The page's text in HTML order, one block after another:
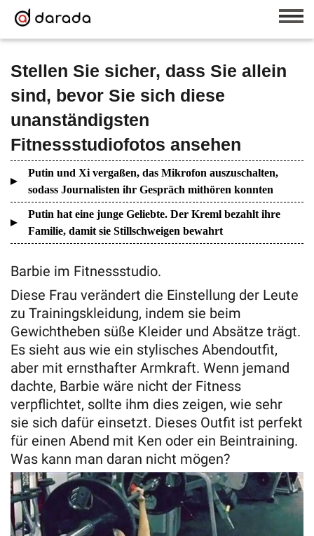
Stellen Sie sicher, dass Sie allein
sind, bevor Sie sich diese
unanständigsten
Fitnessstudiofotos ansehen
Putin und Xi vergaßen, das Mikrofon auszuschalten,
sodass Journalisten ihr Gespräch mithören konnten
Putin hat eine junge Geliebte. Der Kreml bezahlt ihre
Familie, damit sie Stillschweigen bewahrt
Barbie im Fitnessstudio.
Diese Frau verändert die Einstellung der Leute
zu Trainingskleidung, indem sie beim
Gewichtheben süße Kleider und Absätze trägt.
Es sieht aus wie ein stylisches Abendoutfit,
aber mit ernsthafter Armkraft. Wenn jemand
dachte, Barbie wäre nicht der Fitness
verpflichtet, sollte ihm dies zeigen, wie sehr
sie sich dafür einsetzt. Dieses Outfit ist perfekt
für einen Abend mit Ken oder ein Beintraining.
Was kann man daran nicht mögen?